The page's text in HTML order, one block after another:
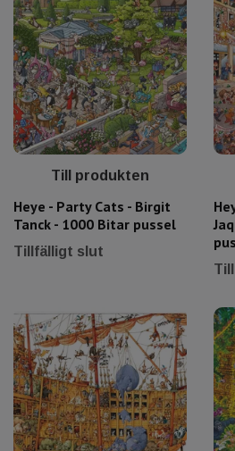
Till produkten
Heye - Party Cats - Birgit
Tanck - 1000 Bitar pussel
Tillfälligt slut